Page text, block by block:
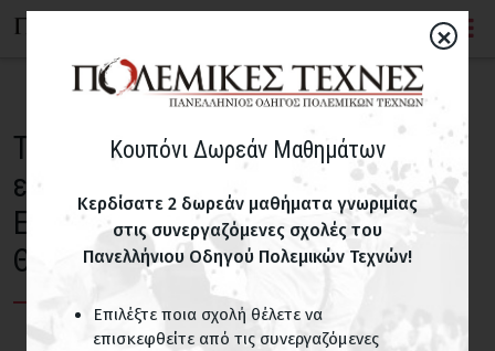
Το φράγμα των 500 αθλητών
ετοιμάζεται να «σπάσει» το
Ευρωπαϊκό Κύπελλο U18 της
Θεσσαλονίκης
×
Κουπόνι Δωρεάν Μαθημάτων
Κερδίσατε 2 δωρεάν μαθήματα γνωριμίας
στις συνεργαζόμενες σχολές του
Πανελλήνιου Οδηγού Πολεμικών Τεχνών!
Επιλέξτε ποια σχολή θέλετε να
επισκεφθείτε από τις συνεργαζόμενες